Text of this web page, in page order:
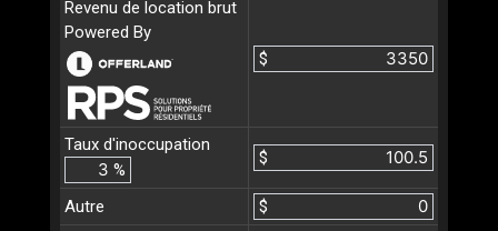
Revenu de location brut
Powered By
$
Taux d'inoccupation
%
$
Autre
$